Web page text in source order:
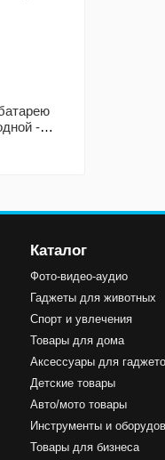
-
с
Каталог
Фото-видео-аудио
Гаджеты для животных
Спорт и увлечения
Товары для дома
Аксессуары для
Детские товары
Авто/мото товары
Инструменты и
Товары для бизнеса